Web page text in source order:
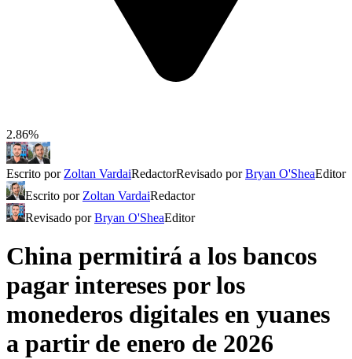
2.86%
Escrito por Zoltan VardaiRedactorRevisado porBryan O'SheaEditor
Escrito por Zoltan VardaiRedactor
Revisado porBryan O'SheaEditor
China permitirá a los bancos
pagar intereses por los
monederos digitales en yuanes
a partir de enero de 2026